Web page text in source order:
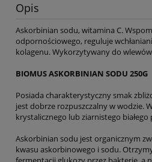
Opis
Askorbinian sodu, witamina C.
odpornościowego, reguluje
kolagenu. Wykorzytywany do
BIOMUS ASKORBINIAN SODU 250G
Posiada charakterystyczny smak
jest dobrze rozpuszczalny w wodzie.
krystalicznego lub ziarnistego białego
Askorbinian sodu jest organicznym
kwasu askorbinowego i sodu.